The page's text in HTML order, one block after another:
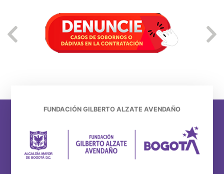
FUNDACIÓN GILBERTO ALZATE AVENDAÑO